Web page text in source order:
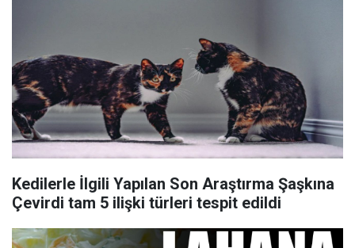
Kedilerle İlgili Yapılan Son Araştırma Şaşkına
Çevirdi tam 5 ilişki türleri tespit edildi